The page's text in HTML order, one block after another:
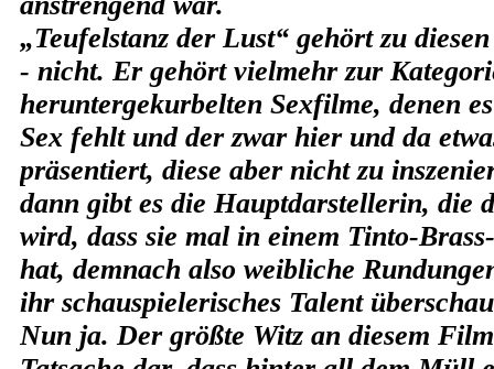
„Teufelstanz der Lust“ gehört zu
- nicht. Er gehört vielmehr zur
heruntergekurbelten Sexfilme, denen
Sex fehlt und der zwar hier und da
präsentiert, diese aber nicht zu
dann gibt es die Hauptdarstellerin, die
wird, dass sie mal in einem Tinto-
hat, demnach also weibliche
ihr schauspielerisches Talent
Nun ja. Der größte Witz an diesem